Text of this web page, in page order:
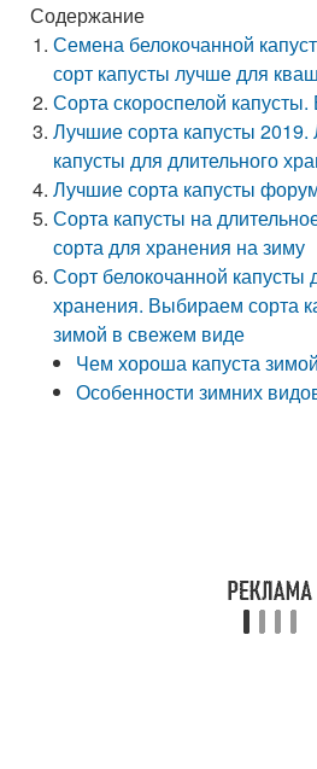
Содержание
Семена белокочанной
сорт капусты лучше для
Сорта скороспелой капусты.
Лучшие сорта капусты
капусты для длительного
Лучшие сорта капусты
Сорта капусты на
сорта для хранения на зиму
Сорт белокочанной капусты
хранения. Выбираем сорта
зимой в свежем виде
Чем хороша капуста
Особенности зимних